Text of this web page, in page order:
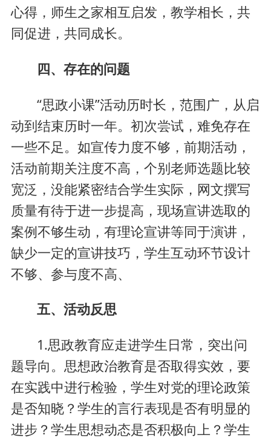
心得，师生之家相互启发，教学相长，共
同促进，共同成长。
四、存在的问题
“思政小课”活动历时长，范围广，从启
动到结束历时一年。初次尝试，难免存在
一些不足。如宣传力度不够，前期活动，
活动前期关注度不高，个别老师选题比较
宽泛，没能紧密结合学生实际，网文撰写
质量有待于进一步提高，现场宣讲选取的
案例不够生动，有理论宣讲等同于演讲，
缺少一定的宣讲技巧，学生互动环节设计
不够、参与度不高、
五、活动反思
1.思政教育应走进学生日常，突出问
题导向。思想政治教育是否取得实效，要
在实践中进行检验，学生对党的理论政策
是否知晓？学生的言行表现是否有明显的
进步？学生思想动态是否积极向上？学生